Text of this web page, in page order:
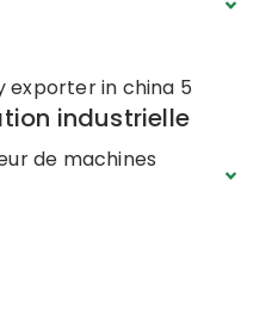
industrielle
de machines